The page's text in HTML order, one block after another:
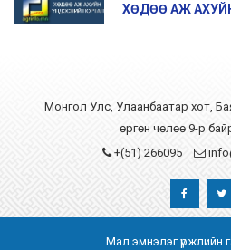
ХӨДӨӨ АЖ
Монгол Улс, Улаанбаатар хот,
өргөн чөлөө 9-р
+(51) 266095
Мал эмнэлэг үржлийн